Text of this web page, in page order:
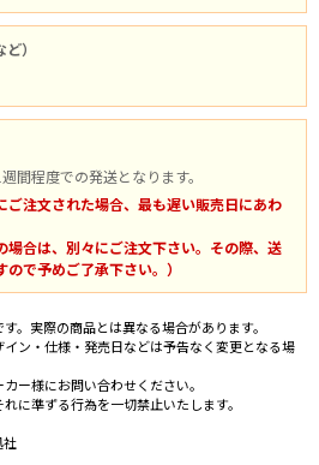
）
間程度での発送となります。
注文された場合、最も遅い販売日にあわ
場合は、別々にご注文下さい。その際、送
で予めご了承下さい。）
。実際の商品とは異なる場合があります。
ン・仕様・発売日などは予告なく変更となる場
ー様にお問い合わせください。
に準ずる行為を一切禁止いたします。
社